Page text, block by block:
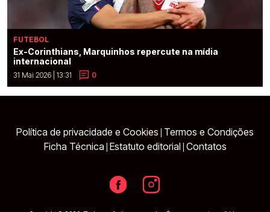
FUTEBOL
Ex-Corinthians, Marquinhos repercute na mídia
internacional
31 Mai 2026 | 13:31 0
Política de privacidade e Cookies Termos e Condições
Ficha Técnica Estatuto editorial Contatos